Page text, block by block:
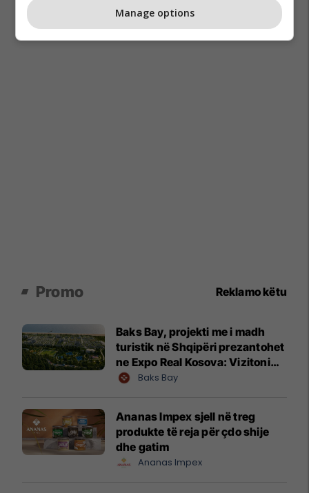
Promo Reklamo këtu
Baks Bay, projekti me i madh
turistik në Shqipëri prezantohet
ne Expo Real Kosova: Vizitoni
shtandin dhe zbuloni
Baks Bay
Ananas Impex sjell në treg
produkte të reja për çdo shije
dhe gatim
Ananas Impex
Manage options